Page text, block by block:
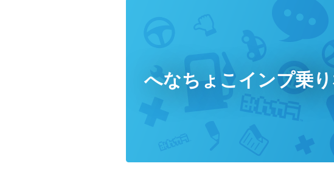
へなちょこインプ乗